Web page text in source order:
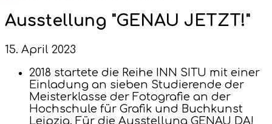
Ausstellung "GENAU JETZT!"
15. April 2023
2018 startete die Reihe INN SITU mit einer
Einladung an sieben Studierende der
Meisterklasse der Fotografie an der
Hochschule für Grafik und Buchkunst
Leipzig. Für die Ausstellung GENAU DA!